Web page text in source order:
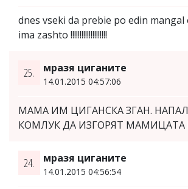
dnes vseki da prebie po edin mangal
ima zashto !!!!!!!!!!!!!!!!!!!!
25. мразя циганите
14.01.2015 04:57:06
МАМА ИМ ЦИГАНСКА ЗГАН.
КОМЛУК ДА ИЗГОРЯТ МАМИЦАТА
24. мразя циганите
14.01.2015 04:56:54